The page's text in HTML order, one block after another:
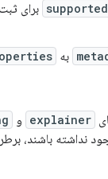
برای
به
explainer و
نداشته باشند،